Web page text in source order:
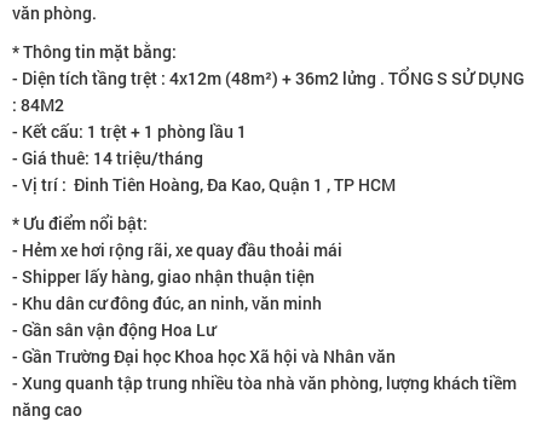
văn phòng.
* Thông tin mặt bằng:
- Diện tích tầng trệt : 4x12m (48m²) + 36m2 lửng . TỔNG S SỬ DỤNG
: 84M2
- Kết cấu: 1 trệt + 1 phòng lầu 1
- Giá thuê: 14 triệu/tháng
- Vị trí : Đinh Tiên Hoàng, Đa Kao, Quận 1 , TP HCM
* Ưu điểm nổi bật:
- Hẻm xe hơi rộng rãi, xe quay đầu thoải mái
- Shipper lấy hàng, giao nhận thuận tiện
- Khu dân cư đông đúc, an ninh, văn minh
- Gần sân vận động Hoa Lư
- Gần Trường Đại học Khoa học Xã hội và Nhân văn
- Xung quanh tập trung nhiều tòa nhà văn phòng, lượng khách tiềm
năng cao